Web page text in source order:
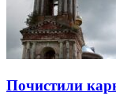
Почистили